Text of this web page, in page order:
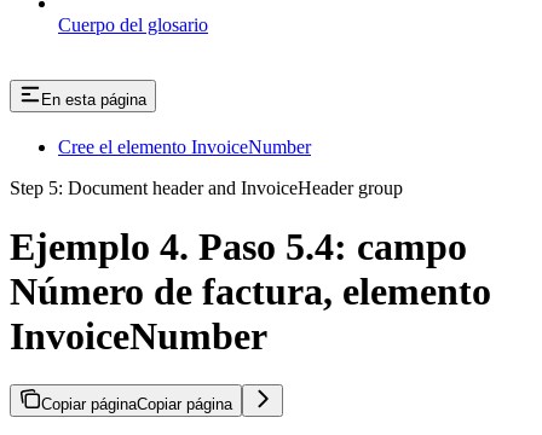
Cuerpo del glosario
En esta página
Cree el elemento InvoiceNumber
Step 5: Document header and InvoiceHeader group
Ejemplo 4. Paso 5.4: campo
Número de factura, elemento
InvoiceNumber
Copiar páginaCopiar página